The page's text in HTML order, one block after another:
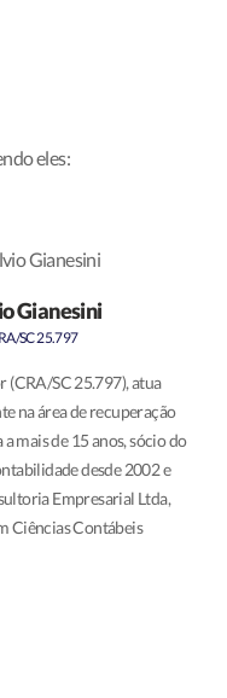
eles:
Gianesini
SC 25.797
SC 25.797), atua
na área de recuperação
a mais de 15 anos, sócio do
desde 2002 e
Empresarial Ltda,
Ciências Contábeis